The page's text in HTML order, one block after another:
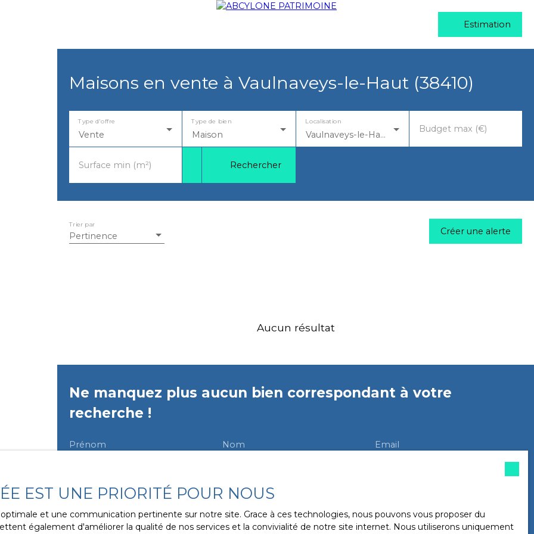
Estimation
Maisons en vente à Vaulnaveys-le-Haut (38410)
Vente
Type d'offre
Maison
Type de bien
Vaulnaveys-le-Haut (38410)
Localisation
Budget max (€)
Surface min (m²) Rechercher
Pertinence
Trier par
Créer une alerte
Aucun résultat
Ne manquez plus aucun bien correspondant à votre
recherche !
Prénom Nom Email
EST UNE PRIORITÉ POUR NOUS
et une communication pertinente sur notre site. Grace à ces technologies, nous pouvons vous proposer du
également d'améliorer la qualité de nos services et la convivialité de notre site internet. Nous utiliserons uniquement